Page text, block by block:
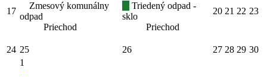
17
Zmesový komunálny
odpad
Priechod
Triedený odpad -
sklo
Priechod
20 21 22 23
24 25 26 27 28 29 30
1